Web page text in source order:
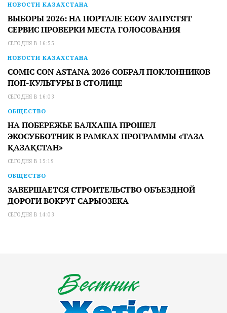
НОВОСТИ КАЗАХСТАНА
ВЫБОРЫ 2026: НА ПОРТАЛЕ EGOV ЗАПУСТЯТ
СЕРВИС ПРОВЕРКИ МЕСТА ГОЛОСОВАНИЯ
СЕГОДНЯ В 16:55
НОВОСТИ КАЗАХСТАНА
COMIC CON ASTANA 2026 СОБРАЛ ПОКЛОННИКОВ
ПОП-КУЛЬТУРЫ В СТОЛИЦЕ
СЕГОДНЯ В 16:03
ОБЩЕСТВО
НА ПОБЕРЕЖЬЕ БАЛХАША ПРОШЕЛ
ЭКОСУББОТНИК В РАМКАХ ПРОГРАММЫ «ТАЗА
ҚАЗАҚСТАН»
СЕГОДНЯ В 15:19
ОБЩЕСТВО
ЗАВЕРШАЕТСЯ СТРОИТЕЛЬСТВО ОБЪЕЗДНОЙ
ДОРОГИ ВОКРУГ САРЫОЗЕКА
СЕГОДНЯ В 14:03